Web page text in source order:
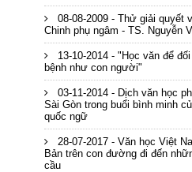
08-08-2009 - Thử giải quyết
Chinh phụ ngâm - TS. Nguyễn
13-10-2014 - "Học văn để
bệnh như con người"
03-11-2014 - Dịch văn học
Sài Gòn trong buổi bình minh
quốc ngữ
28-07-2017 - Văn học Việt
Bản trên con đường đi đến
cầu